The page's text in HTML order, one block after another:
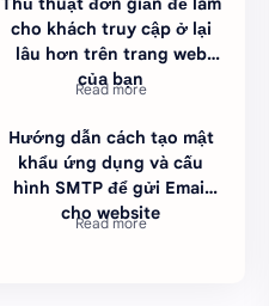
cho khách truy cập ở lại
lâu hơn trên trang web
của bạn
Hướng dẫn cách tạo mật
khẩu ứng dụng và cấu
hình SMTP để gửi Email
cho website